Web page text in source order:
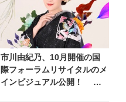
市川由紀乃、10月開催の国
際フォーラムリサイタルのメ
インビジュアル公開！ リ